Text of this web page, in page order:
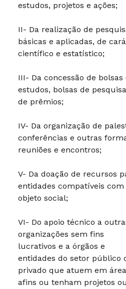
estudos, projetos e ações;
II- Da realização de
básicas e aplicadas, de
científico e estatístico;
III- Da concessão de bolsas
estudos, bolsas de
de prêmios;
IV- Da organização de
conferências e outras
reuniões e encontros;
V- Da doação de recursos
entidades compatíveis com
objeto social;
VI- Do apoio técnico a
organizações sem fins
lucrativos e a órgãos e
entidades do setor público
privado que atuem em
afins ou tenham projetos ou